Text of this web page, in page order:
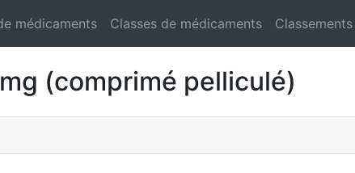
médicaments Classes de médicaments
mg (comprimé pelliculé)